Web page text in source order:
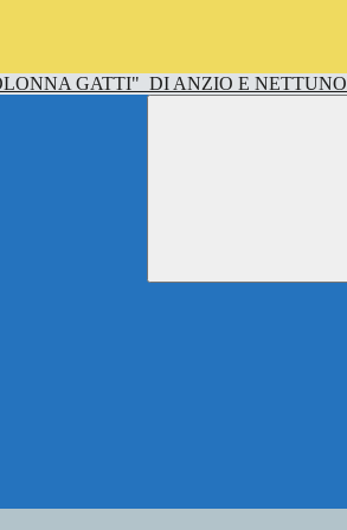
GATTI" DI ANZIO E NETTUNO